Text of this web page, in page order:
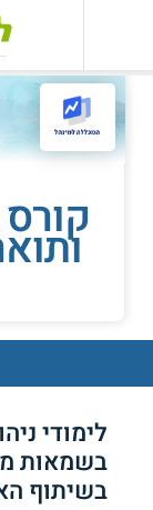
לימודי
בשמאות
בשיתוף